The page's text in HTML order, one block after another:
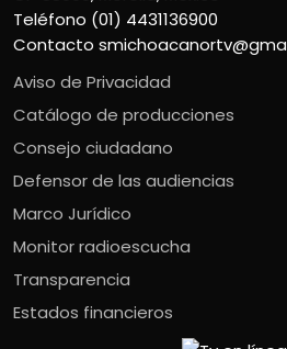
Teléfono (01) 4431136900
Contacto
Aviso de Privacidad
Catálogo de producciones
Consejo ciudadano
Defensor de las audiencias
Marco Jurídico
Monitor radioescucha
Transparencia
Estados financieros